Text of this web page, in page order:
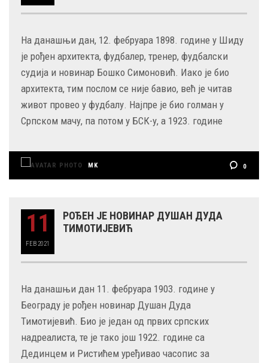
На данашњи дан, 12. фебруара 1898. године у Шиду
је рођен архитекта, фудбалер, тренер, фудбалски
судија и новинар Бошко Симоновић. Иако је био
архитекта, тим послом се није бавио, већ је читав
живот провео у фудбалу. Најпре је био голман у
Српском мачу, па потом у БСК-у, а 1923. године
MK 0
11
FEB 2021
РОЂЕН ЈЕ НОВИНАР ДУШАН ДУДА
ТИМОТИЈЕВИЋ
На данашњи дан 11. фебруара 1903. године у
Београду је рођен новинар Душан Дуда
Тимотијевић. Био је један од првих српских
надреалиста, те је тако још 1922. године са
Дединцем и Ристићем уређивао часопис за